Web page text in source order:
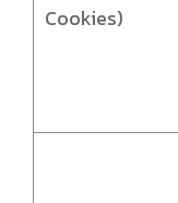
Cookies)